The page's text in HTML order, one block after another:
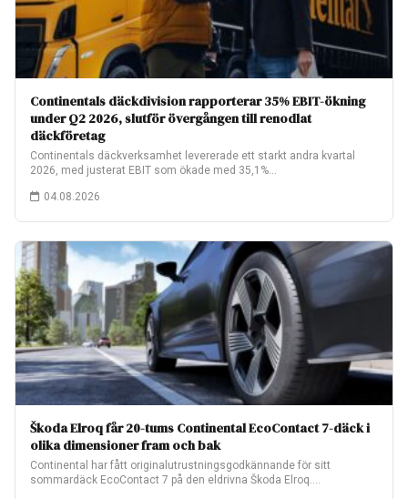
Continentals däckdivision rapporterar 35% EBIT-ökning
under Q2 2026, slutför övergången till renodlat
däckföretag
Continentals däckverksamhet levererade ett starkt andra kvartal
2026, med justerat EBIT som ökade med 35,1%…
04.08.2026
Škoda Elroq får 20-tums Continental EcoContact 7-däck i
olika dimensioner fram och bak
Continental har fått originalutrustningsgodkännande för sitt
sommardäck EcoContact 7 på den eldrivna Škoda Elroq.